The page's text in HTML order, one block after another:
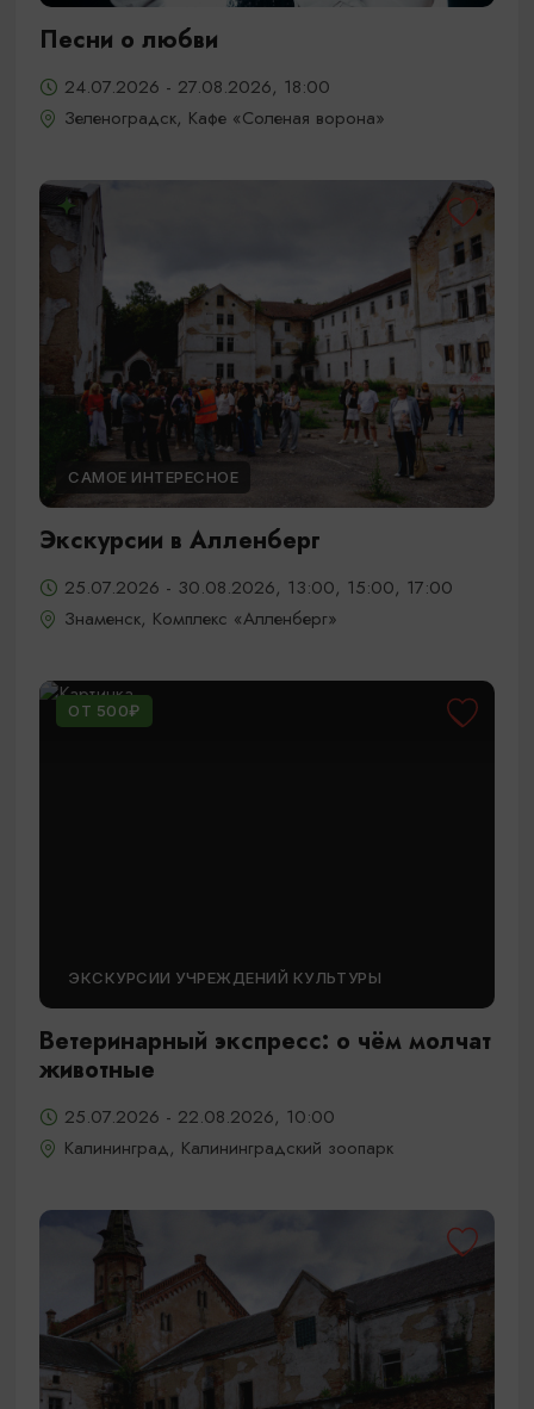
Песни о любви
24.07.2026 - 27.08.2026, 18:00
Зеленоградск, Кафе «Соленая ворона»
САМОЕ ИНТЕРЕСНОЕ
Экскурсии в Алленберг
25.07.2026 - 30.08.2026, 13:00, 15:00, 17:00
Знаменск, Комплекс «Алленберг»
ОТ 500₽
ЭКСКУРСИИ УЧРЕЖДЕНИЙ КУЛЬТУРЫ
Ветеринарный экспресс: о чём молчат
животные
25.07.2026 - 22.08.2026, 10:00
Калининград, Калининградский зоопарк